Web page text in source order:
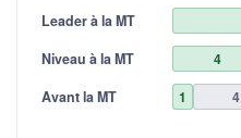
Leader à la MT
Niveau à la MT
4
Avant la MT
1 4